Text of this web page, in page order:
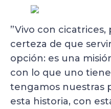
”Vivo con
certeza de que
opción: es una
con lo que uno
tengamos nuestras
esta historia, con